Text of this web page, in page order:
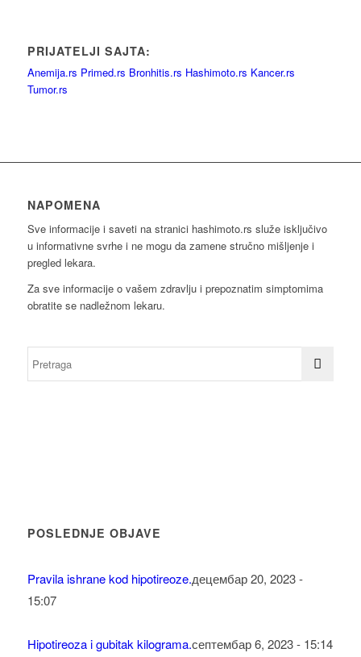
PRIJATELJI SAJTA:
Anemija.rs Primed.rs Bronhitis.rs Hashimoto.rs Kancer.rs
Tumor.rs
NAPOMENA
Sve informacije i saveti na stranici hashimoto.rs služe isključivo
u informativne svrhe i ne mogu da zamene stručno mišljenje i
pregled lekara.
Za sve informacije o vašem zdravlju i prepoznatim simptomima
obratite se nadležnom lekaru.
POSLEDNJE OBJAVE
Pravila ishrane kod hipotireoze.децембар 20, 2023 -
15:07
Hipotireoza i gubitak kilograma.септембар 6, 2023 - 15:14